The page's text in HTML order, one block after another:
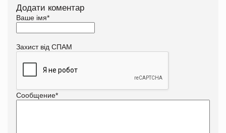
Додати коментар
Ваше імя*
Захист від СПАМ
Сообщение*